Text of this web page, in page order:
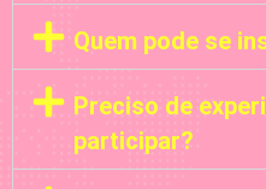
Quem pode se
Preciso de
participar?